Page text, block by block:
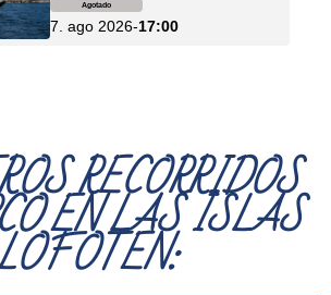
RECORRIDOS
EN LAS ISLAS